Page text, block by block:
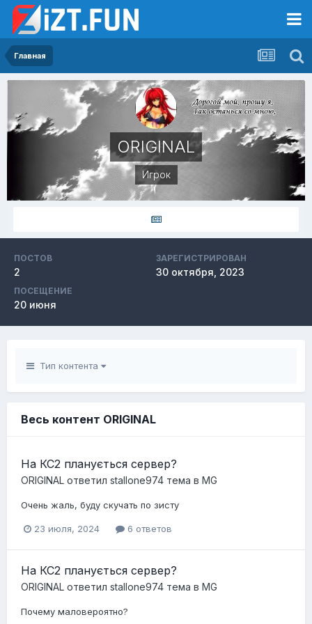
Главная
ORIGINAL
Игрок
ПОСТОВ
2
ЗАРЕГИСТРИРОВАН
30 октября, 2023
ПОСЕЩЕНИЕ
20 июня
Тип контента
Весь контент ORIGINAL
На КС2 планується сервер?
ORIGINAL ответил stallone974 тема в MG
Очень жаль, буду скучать по зисту
23 июля, 2024 6 ответов
На КС2 планується сервер?
ORIGINAL ответил stallone974 тема в MG
Почему маловероятно?